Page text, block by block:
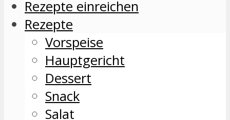
Rezepte einreichen
Rezepte
Vorspeise
Hauptgericht
Dessert
Snack
Salat